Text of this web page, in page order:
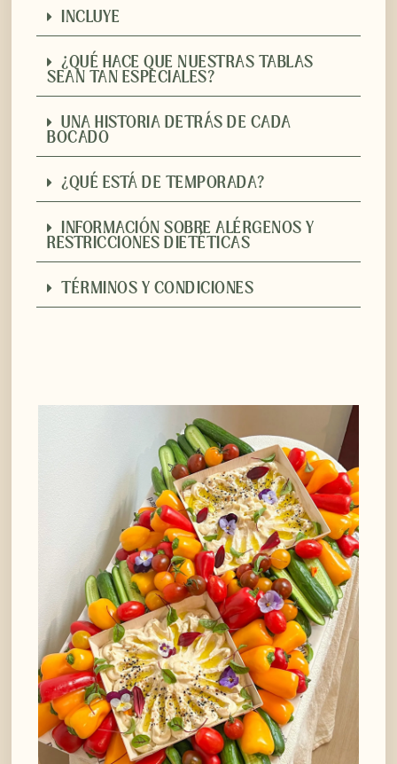
INCLUYE
¿QUÉ HACE QUE NUESTRAS TABLAS
SEAN TAN ESPECIALES?
UNA HISTORIA DETRÁS DE CADA
BOCADO
¿QUÉ ESTÁ DE TEMPORADA?
INFORMACIÓN SOBRE ALÉRGENOS Y
RESTRICCIONES DIETÉTICAS
TÉRMINOS Y CONDICIONES